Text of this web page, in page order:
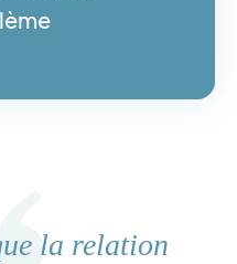
la relation